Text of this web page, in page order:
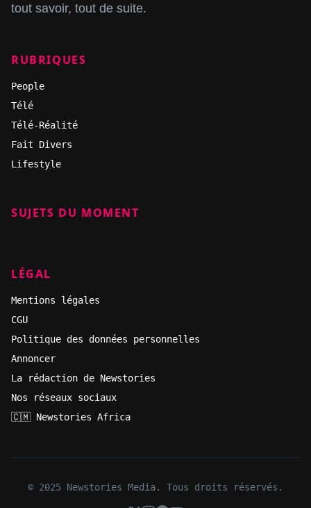
tout savoir, tout de suite.
RUBRIQUES
People
Télé
Télé-Réalité
Fait Divers
Lifestyle
SUJETS DU MOMENT
LÉGAL
Mentions légales
CGU
Politique des données personnelles
Annoncer
La rédaction de Newstories
Nos réseaux sociaux
🇨🇲 Newstories Africa
© 2025 Newstories Media. Tous droits réservés.